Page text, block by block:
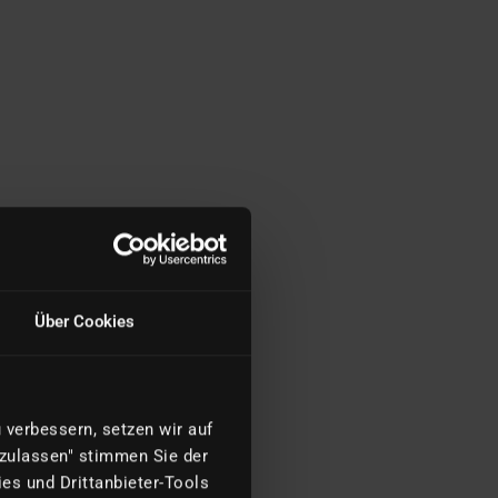
Über Cookies
setzen wir auf
stimmen Sie der
und Drittanbieter-Tools